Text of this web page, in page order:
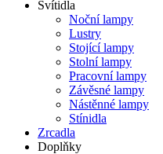
Svítidla
Noční lampy
Lustry
Stojící lampy
Stolní lampy
Pracovní lampy
Závěsné lampy
Nástěnné lampy
Stínidla
Zrcadla
Doplňky